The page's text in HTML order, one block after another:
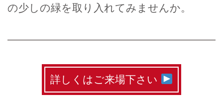
の少しの緑を取り入れてみませんか。
詳しくはご来場下さい